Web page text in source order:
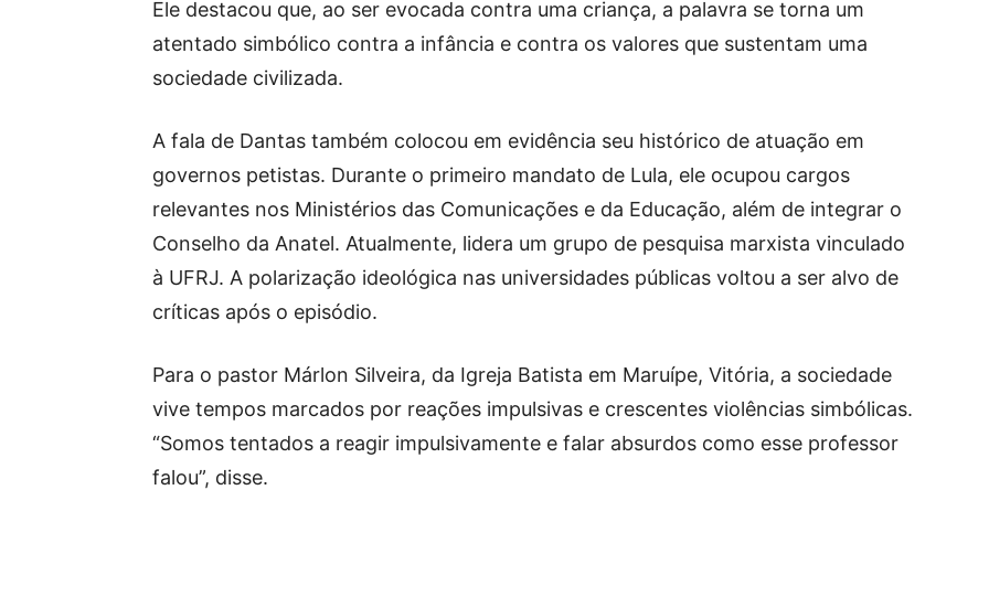
Ele destacou que, ao ser evocada contra uma criança, a palavra se torna um
atentado simbólico contra a infância e contra os valores que sustentam uma
sociedade civilizada.
A fala de Dantas também colocou em evidência seu histórico de atuação em
governos petistas. Durante o primeiro mandato de Lula, ele ocupou cargos
relevantes nos Ministérios das Comunicações e da Educação, além de integrar o
Conselho da Anatel. Atualmente, lidera um grupo de pesquisa marxista vinculado
à UFRJ. A polarização ideológica nas universidades públicas voltou a ser alvo de
críticas após o episódio.
Para o pastor Márlon Silveira, da Igreja Batista em Maruípe, Vitória, a sociedade
vive tempos marcados por reações impulsivas e crescentes violências simbólicas.
“Somos tentados a reagir impulsivamente e falar absurdos como esse professor
falou”, disse.